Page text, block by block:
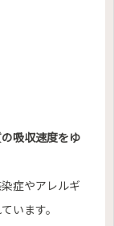
吸収速度をゆ
症やアレルギ
います。